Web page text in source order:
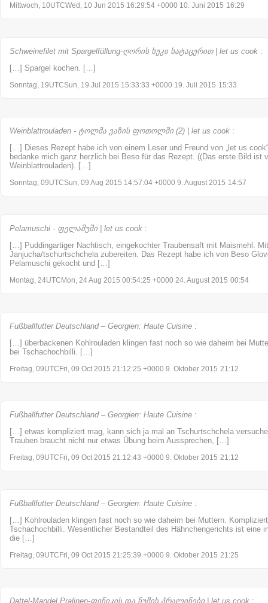
Mittwoch, 10UTCWed, 10 Jun 2015 16:29:54 +0000 10. Juni 2015 16:29
Schweinefilet mit Spargelfüllung-ღორის სუკი სატაცურით | let us cook :
[…] Spargel kochen. […]
Sonntag, 19UTCSun, 19 Jul 2015 15:33:33 +0000 19. Juli 2015 15:33
Weinblattrouladen - ტოლმა ვაზის ფოთოლში (2) | let us cook :
[…] Dieses Rezept habe ich von einem Leser und Freund von „let us
bedanke mich ganz herzlich bei Beso für das Rezept. ((Das erste Bild ist
Weinblattrouladen). […]
Sonntag, 09UTCSun, 09 Aug 2015 14:57:04 +0000 9. August 2015 14:57
Pelamuschi - ფელამუში | let us cook :
[…] Puddingartiger Nachtisch, eingekochter Traubensaft mit Maismehl.
Janjucha/tschurtschchela zubereiten. Das Rezept habe ich von Beso
Pelamuschi gekocht und […]
Montag, 24UTCMon, 24 Aug 2015 00:54:25 +0000 24. August 2015 00:54
Fußballfutter Deutschland – Georgien: Haute Cuisine :
[…] überbackenen Kohlrouladen klingen fast noch so wie daheim bei
bei Tschachochbilli. […]
Freitag, 09UTCFri, 09 Oct 2015 21:12:25 +0000 9. Oktober 2015 21:12
Fußballfutter Deutschland – Georgien: Haute Cuisine :
[…] etwas kompliziert mag, kann sich ja mal an Tschurtschchela
Trauben braucht nicht nur etwas Übung beim Aussprechen, […]
Freitag, 09UTCFri, 09 Oct 2015 21:12:43 +0000 9. Oktober 2015 21:12
Fußballfutter Deutschland – Georgien: Haute Cuisine :
[…] Kohlrouladen klingen fast noch so wie daheim bei Muttern.
Tschachochbilli. Wesentlicher Bestandteil des Hähnchengerichts ist eine
die […]
Freitag, 09UTCFri, 09 Oct 2015 21:25:39 +0000 9. Oktober 2015 21:25
Dattel-Mandel Pralinen-ფინიკის და ნუშის პრალინები | let us cook :